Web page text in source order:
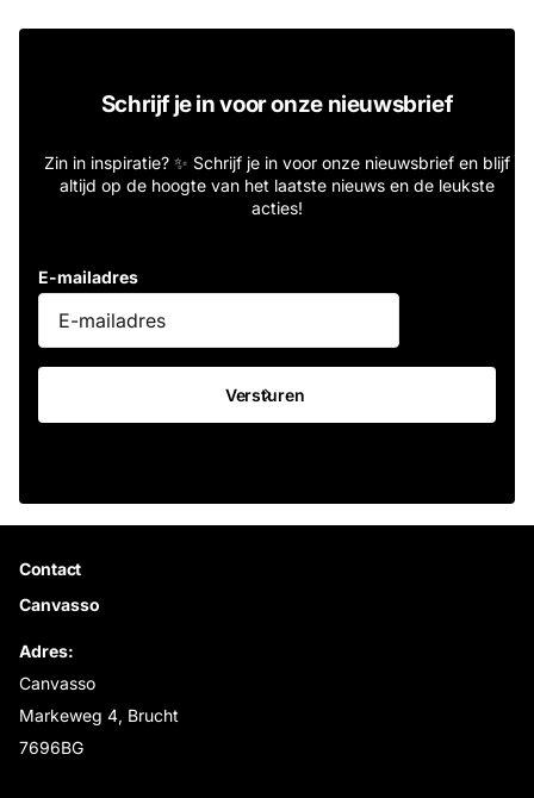
Schrijf je in voor onze nieuwsbrief
Zin in inspiratie? ✨ Schrijf je in voor onze nieuwsbrief en blijf
altijd op de hoogte van het laatste nieuws en de leukste
acties!
E-mailadres
Versturen
Contact
Canvasso
Adres:
Canvasso
Markeweg 4, Brucht
7696BG